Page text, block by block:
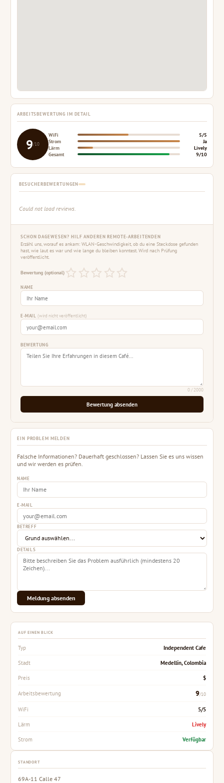
ARBEITSBEWERTUNG IM DETAIL
9/10
WiFi
5/5
Strom
Ja
Lärm
Lively
Gesamt
9/10
BESUCHERBEWERTUNGEN
Could not load reviews.
SCHON DAGEWESEN? HILF ANDEREN REMOTE-ARBEITENDEN
Erzähl uns, worauf es ankam: WLAN-Geschwindigkeit, ob du eine Steckdose gefunden
hast, wie laut es war und wie lange du bleiben konntest. Wird nach Prüfung
veröffentlicht.
Bewertung (optional)
NAME
E-MAIL(wird nicht veröffentlicht)
BEWERTUNG
0/ 2000
Bewertung absenden
EIN PROBLEM MELDEN
Falsche Informationen? Dauerhaft geschlossen? Lassen Sie es uns wissen
und wir werden es prüfen.
NAME
E-MAIL
BETREFF
DETAILS
Meldung absenden
AUF EINEN BLICK
Typ Independent Cafe
Stadt Medellín, Colombia
Preis $
Arbeitsbewertung 9/10
WiFi 5/5
Lärm Lively
Strom Verfügbar
STANDORT
69A-11 Calle 47